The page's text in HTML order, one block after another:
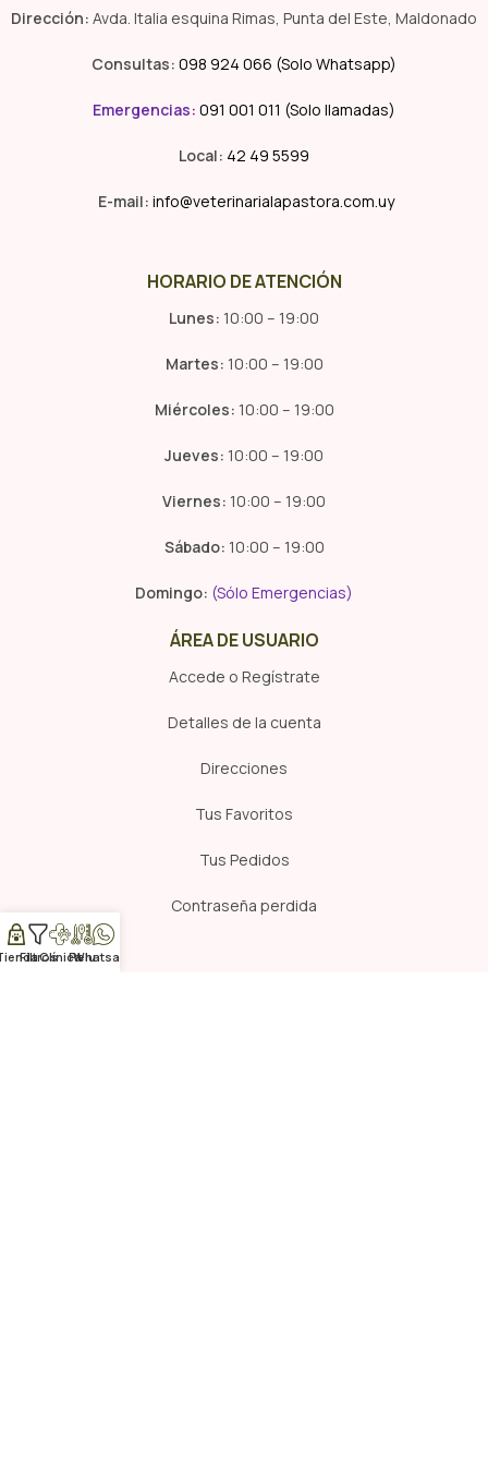
Dirección: Avda. Italia esquina Rimas, Punta del Este, Maldonado
Consultas: 098 924 066 (Solo Whatsapp)
Emergencias: 091 001 011 (Solo llamadas)
Local: 42 49 5599
E-mail: info@veterinarialapastora.com.uy
HORARIO DE ATENCIÓN
Lunes: 10:00 – 19:00
Martes: 10:00 – 19:00
Miércoles: 10:00 – 19:00
Jueves: 10:00 – 19:00
Viernes: 10:00 – 19:00
Sábado: 10:00 – 19:00
Domingo: (Sólo Emergencias)
ÁREA DE USUARIO
Accede o Regístrate
Detalles de la cuenta
Direcciones
Tus Favoritos
Tus Pedidos
Contraseña perdida
FiltrosClínicaPelu
Whatsapp